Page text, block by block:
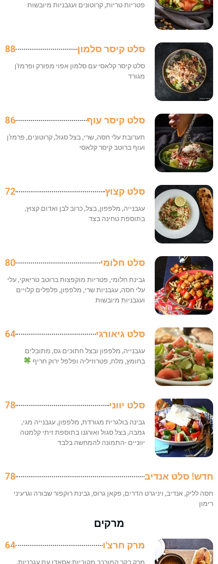
פטריות טריות, קרוטונים ועגבניות מיובשות
סלט קיסר סלמון 88
סלט קיסר קלאסי עם סלמון אפוי מפורק ופרמז'ן
מגורד
סלט קיסר עוף 86
תערובת עלי חסה, שרי, בצל סגול, קרוטונים, פרמז'ן
ועוף ברוטב קיסר קלאסי
סלט קצוץ 72
עגבנייה, מלפפון, בצל, כרוב לבן ואדום קצוץ,
בתוספת טחינה בצד
סלט חלומי 80
גבינת חלומי, פטריות מוקפצות ברוטב טריאקי, עלי
עלי חסה, עגבניות שרי, מלפפון, פלפלים קלויים
ועגבניות מיובשות
סלט גיאורגי 64
עגבנייה, מלפפון ובצל חתוכים גס, מתובלים
בחומץ, מלח, פטרוזיליה ופלפל ירוק חריף
סלט יווני 78
גבינה בולגרית מגורדת, מלפפון, עגבנייה מגי,
גמבה, בצל סגול ואורגנו בתוספת זיתי קלמטה
יווניים -התמונה להמחשה בלבד
חדש! סלט אנדיב 78
חסה לליק, אנדיב, ויניגרט הדרים, פקאן גרוס, גבינת רוקפור שבורה וגרעיני
רימון
מרקים
מרק חרצ'ו 64
מרק בקר המורכב מקוביות אסאדו עם עגבניות,